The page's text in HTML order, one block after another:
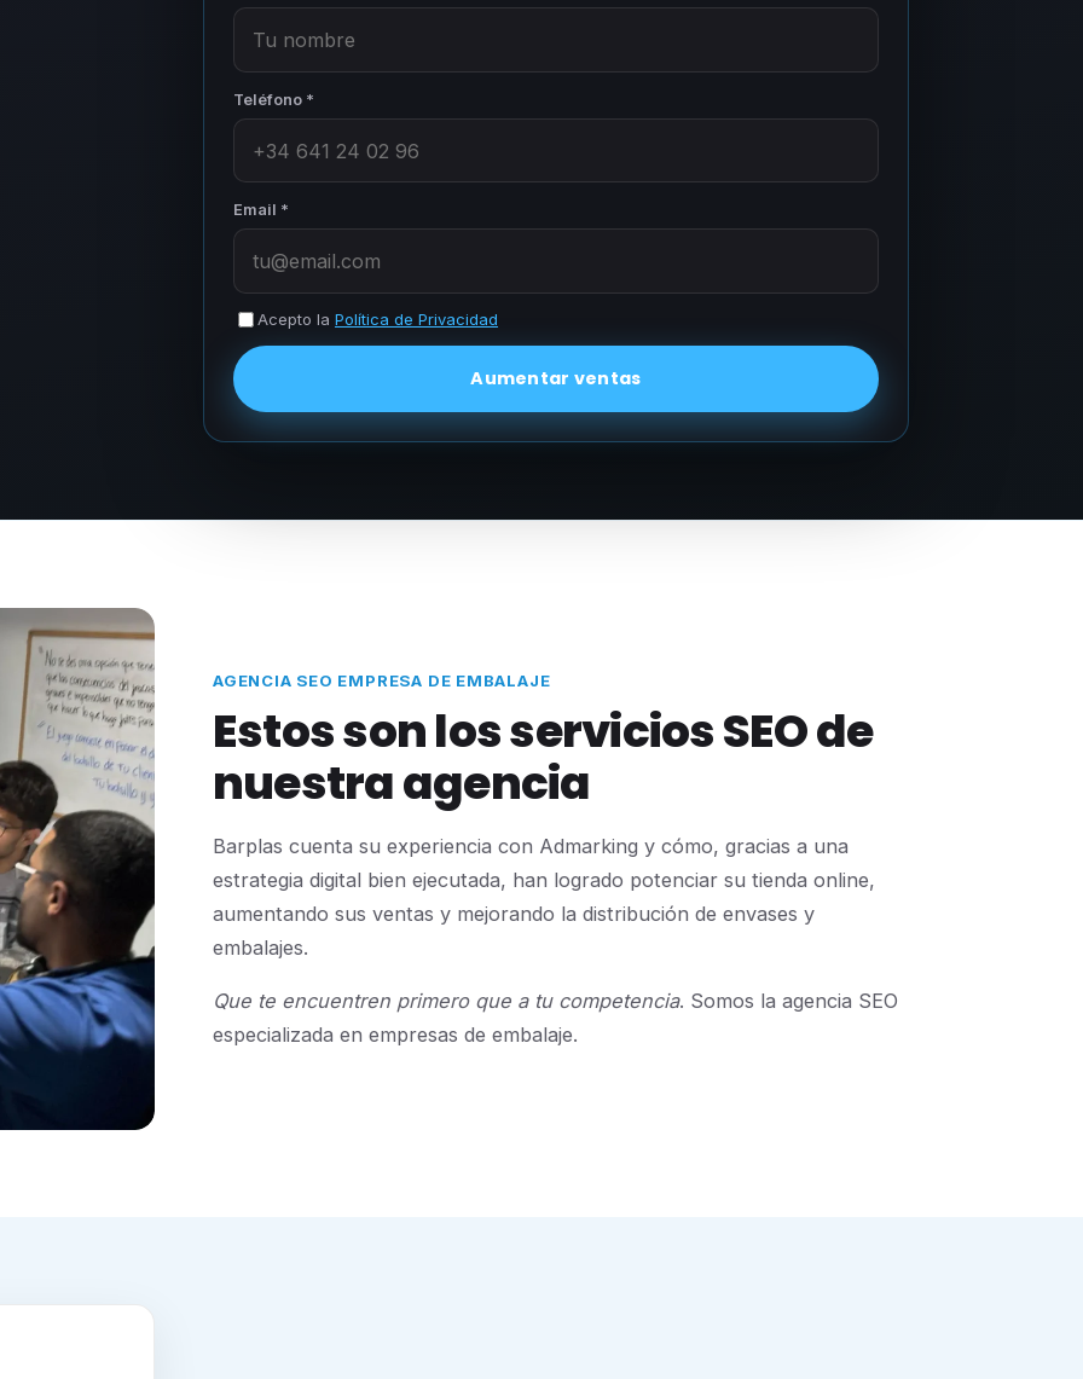
Teléfono *
Email *
Acepto la Política de Privacidad
Aumentar ventas
AGENCIA SEO EMPRESA DE EMBALAJE
Estos son los servicios SEO de
nuestra agencia
Barplas cuenta su experiencia con Admarking y cómo, gracias a una
estrategia digital bien ejecutada, han logrado potenciar su tienda online,
aumentando sus ventas y mejorando la distribución de envases y
embalajes.
Que te encuentren primero que a tu competencia. Somos la agencia SEO
especializada en empresas de embalaje.